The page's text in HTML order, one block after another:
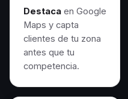
Destacaen Google
Maps y capta
clientes de tu zona
antes que tu
competencia.